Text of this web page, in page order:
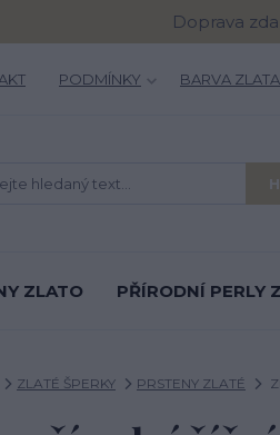
Doprava
PODMÍNKY BARVA
ZLATO PŘÍRODNÍ PERLY
ZLATÉ ŠPERKY PRSTENY ZLATÉ